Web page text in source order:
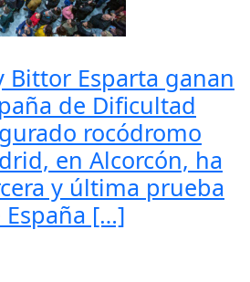
Bittor Esparta ganan
de Dificultad
rocódromo
en Alcorcón, ha
y última prueba
España […]